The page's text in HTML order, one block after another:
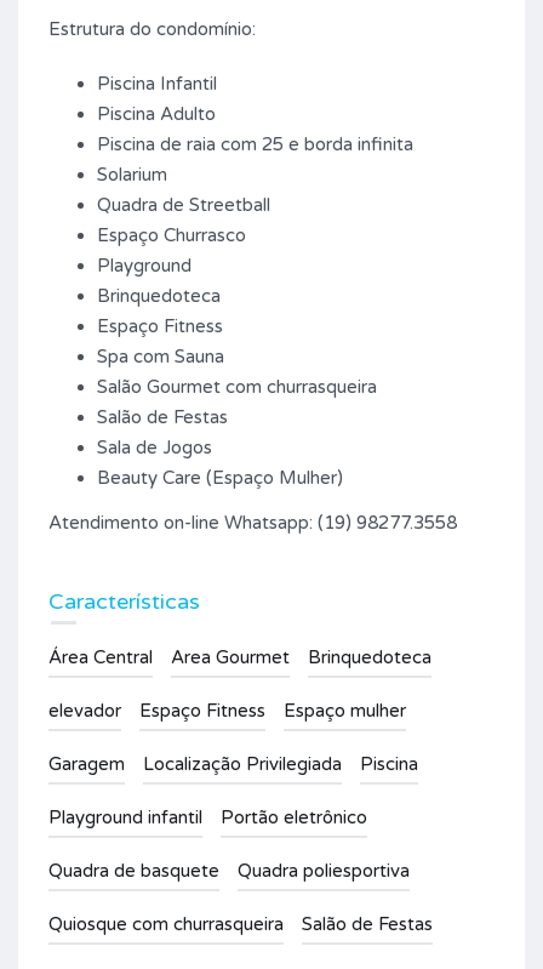
Estrutura do condomínio:
Piscina Infantil
Piscina Adulto
Piscina de raia com 25 e borda infinita
Solarium
Quadra de Streetball
Espaço Churrasco
Playground
Brinquedoteca
Espaço Fitness
Spa com Sauna
Salão Gourmet com churrasqueira
Salão de Festas
Sala de Jogos
Beauty Care (Espaço Mulher)
Atendimento on-line Whatsapp: (19) 98277.3558
Características
Área Central Area Gourmet Brinquedoteca
elevador Espaço Fitness Espaço mulher
Garagem Localização Privilegiada Piscina
Playground infantil Portão eletrônico
Quadra de basquete Quadra poliesportiva
Quiosque com churrasqueira Salão de Festas